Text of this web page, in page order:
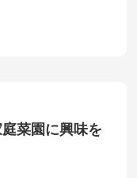
菜園に興味を